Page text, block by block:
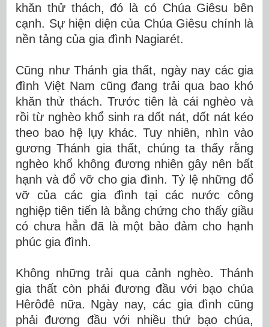
khăn thử thách, đó là có Chúa Giêsu bên
cạnh. Sự hiện diện của Chúa Giêsu chính là
nền tảng của gia đình Nagiarét.
Cũng như Thánh gia thất, ngày nay các gia
đình Việt Nam cũng đang trải qua bao khó
khăn thử thách. Trước tiên là cái nghèo và
rồi từ nghèo khổ sinh ra dốt nát, dốt nát kéo
theo bao hệ lụy khác. Tuy nhiên, nhìn vào
gương Thánh gia thất, chúng ta thấy rằng
nghèo khổ không đương nhiên gây nên bất
hạnh và đổ vỡ cho gia đình. Tỷ lệ những đổ
vỡ của các gia đình tại các nước công
nghiệp tiên tiến là bằng chứng cho thấy giầu
có chưa hẳn đã là một bảo đảm cho hạnh
phúc gia đình.
Không những trải qua cảnh nghèo. Thánh
gia thất còn phải đương đầu với bạo chúa
Hêrôđê nữa. Ngày nay, các gia đình cũng
phải đương đầu với nhiều thứ bạo chúa,